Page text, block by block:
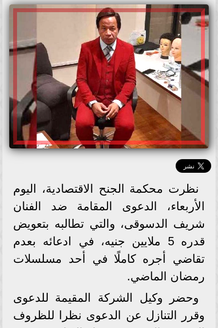
نظرت محكمة الجنح الاقتصادية، اليوم
الأربعاء، الدعوى المقامة ضد الفنان
شريف الدسوقى، والتي تطالبه بتعويض
قدره 5 ملايين جنيه، في ادعائه بعدم
تقاضي أجره كاملًا في أحد مسلسلات
رمضان الماضي.
وحضر وكيل الشركة المقيمة للدعوى
وقرر التنازل عن الدعوى نظرا للظروف